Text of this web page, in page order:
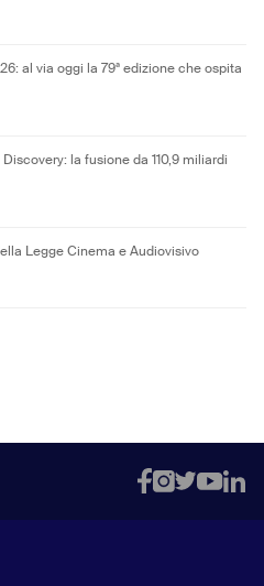
al via oggi la 79ª edizione che ospita
la fusione da 110,9 miliardi
Legge Cinema e Audiovisivo